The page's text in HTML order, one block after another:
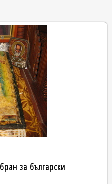
за български